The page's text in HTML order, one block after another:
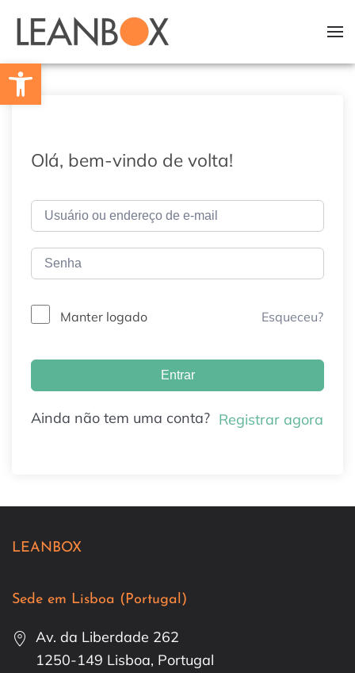
Barra de Ferramentas Aberta
Skip to main content
Olá, bem-vindo de volta!
Manter logado Esqueceu?
Entrar
Ainda não tem uma conta? Registrar agora
LEANBOX
Sede em Lisboa (Portugal)
Av. da Liberdade 262
1250-149 Lisboa, Portugal